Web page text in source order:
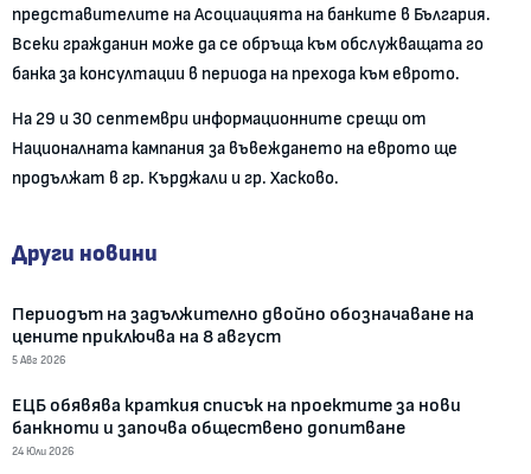
представителите на Асоциацията на банките в България.
Всеки гражданин може да се обръща към обслужващата го
банка за консултации в периода на прехода към еврото.
На 29 и 30 септември информационните срещи от
Националната кампания за въвеждането на еврото ще
продължат в гр. Кърджали и гр. Хасково.
Други новини
Периодът на задължително двойно обозначаване на
цените приключва на 8 август
5 Авг 2026
ЕЦБ обявява краткия списък на проектите за нови
банкноти и започва обществено допитване
24 Юли 2026